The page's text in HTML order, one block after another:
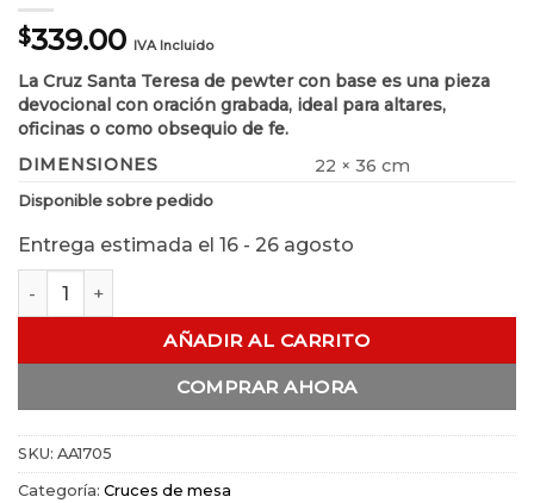
$339.00 IVA Incluido
La Cruz Santa Teresa de pewter con base es una pieza
devocional con oración grabada, ideal para altares,
oficinas o como obsequio de fe.
DIMENSIONES
22 × 36 cm
Disponible sobre pedido
Entrega estimada el 16 - 26 agosto
Cruz Oración Santa Teresa Base Grande de Pewter cantidad
AÑADIR AL CARRITO
COMPRAR AHORA
SKU: AA1705
Categoría: Cruces de mesa